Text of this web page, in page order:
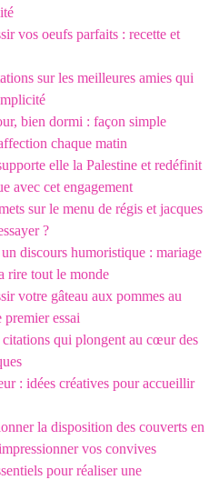
vos oeufs parfaits : recette et
sur les meilleures amies qui
bien dormi : façon simple
chaque matin
elle la Palestine et redéfinit
avec cet engagement
sur le menu de régis et jacques
?
discours humoristique : mariage
rire tout le monde
votre gâteau aux pommes au
essai
citations qui plongent au cœur des
: idées créatives pour accueillir
la disposition des couverts en
vos convives
pour réaliser une